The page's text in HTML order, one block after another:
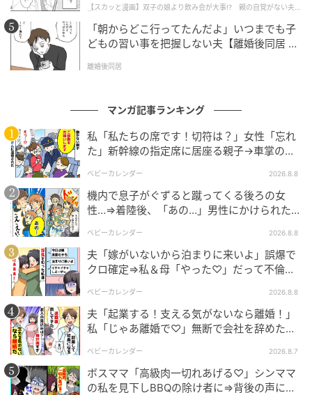
ベビーカレンダー
授業参観の日、Bちゃんのお母さんと話していたとこ
ろ、Aちゃんのお母さんから「BちゃんとCちゃん（わ
が子）のお母さんですか？」と声をかけられました。
話を聞くと、どうやら“シール”をめぐって子ども同士の
トラブルがあったようで……。
昼休みに折り紙係のAちゃんが、Bちゃんと娘に手伝い
をお願いしたところ、「何かくれるならいいよ」「じ
ゃあ給料はシールちょうだい」という流れになったそ
うです。Aちゃんははっきり断れず、手伝ってもらった
分のシールを渡すことになり、それが2〜3カ月続いて
いるとのこと。
【スカッと漫画】双子の娘より飲み会が大事!? 親の自覚がない夫を
懲らしめた話
「朝からどこ行ってたんだよ」いつまでも子
どもの習い事を把握しない夫【離婚後同居 Vo
離婚後同居
マンガ記事ランキング
私「私たちの席です！切符は？」女性「忘れ
た」新幹線の指定席に居座る親子→車掌の注
ベビーカレンダー 2026.8.8
機内で息子がぐずると蹴ってくる後ろの女
性…⇒着陸後、「あの…」男性にかけられた驚
ベビーカレンダー 2026.8.8
夫「嫁がいないから泊まりに来いよ」誤爆で
クロ確定⇒私＆母「やった♡」だって不倫相
ベビーカレンダー 2026.8.8
夫「起業する！支える気がないなら離婚！」
私「じゃあ離婚で♡」無断で会社を辞めた元
ベビーカレンダー 2026.8.7
ボスママ「高級肉一切れあげる♡」シンママ
の私を見下しBBQの除け者に⇒背後の声に突